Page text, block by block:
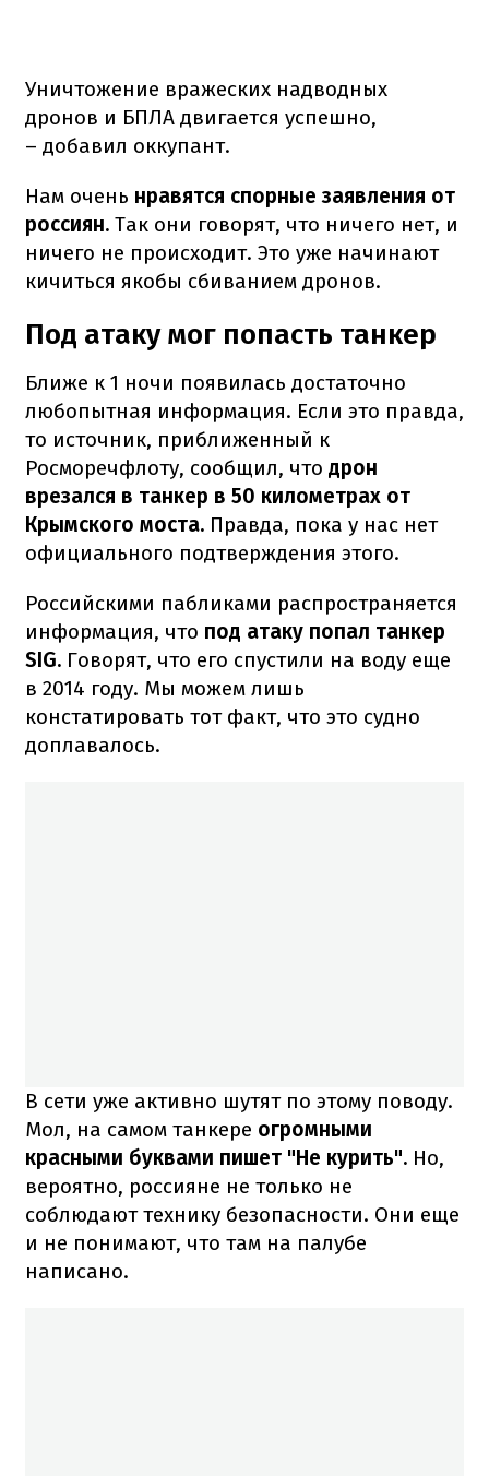
Уничтожение вражеских надводных
дронов и БПЛА двигается успешно,
– добавил оккупант.
Нам очень нравятся спорные заявления от
россиян. Так они говорят, что ничего нет, и
ничего не происходит. Это уже начинают
кичиться якобы сбиванием дронов.
Под атаку мог попасть танкер
Ближе к 1 ночи появилась достаточно
любопытная информация. Если это правда,
то источник, приближенный к
Росморечфлоту, сообщил, что дрон
врезался в танкер в 50 километрах от
Крымского моста. Правда, пока у нас нет
официального подтверждения этого.
Российскими пабликами распространяется
информация, что под атаку попал танкер
SIG. Говорят, что его спустили на воду еще
в 2014 году. Мы можем лишь
констатировать тот факт, что это судно
доплавалось.
В сети уже активно шутят по этому поводу.
Мол, на самом танкере огромными
красными буквами пишет "Не курить". Но,
вероятно, россияне не только не
соблюдают технику безопасности. Они еще
и не понимают, что там на палубе
написано.